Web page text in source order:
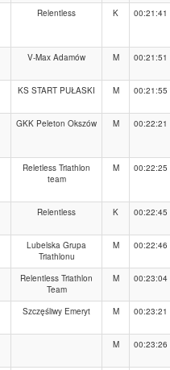
Relentless K 00:21:41
V-Max Adamów M 00:21:51
KS START PUŁASKI M 00:21:55
GKK Peleton Okszów M 00:22:21
Reletless Triathlon
team
M 00:22:25
Relentless K 00:22:45
Lubelska Grupa
Triathlonu
M 00:22:46
Relentless Triathlon
Team
M 00:23:04
Szczęśliwy Emeryt M 00:23:21
M 00:23:26